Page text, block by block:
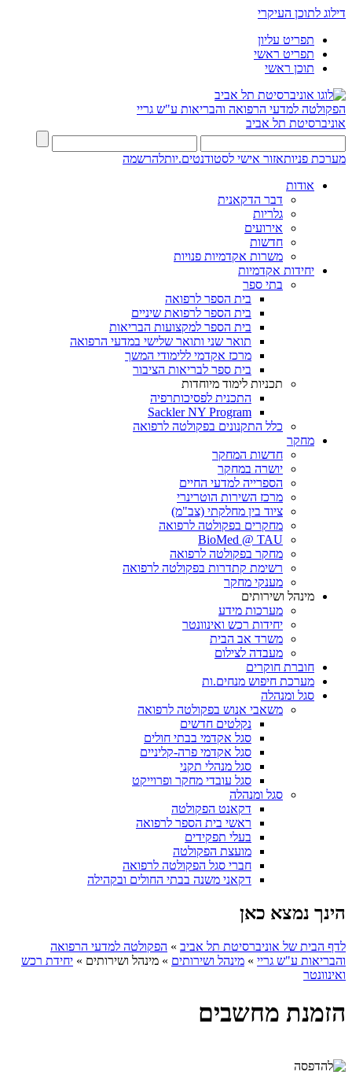
דילוג לתוכן העיקרי
תפריט עליון
תפריט ראשי
תוכן ראשי
הפקולטה למדעי הרפואה והבריאות ע"ש גריי
אוניברסיטת תל אביב
מערכת פניותאזור אישי לסטודנטים.יותלהרשמה
אודות
דבר הדקאנית
גלריות
אירועים
חדשות
משרות אקדמיות פנויות
יחידות אקדמיות
בתי ספר
בית הספר לרפואה
בית הספר לרפואת שיניים
בית הספר למקצועות הבריאות
תואר שני ותואר שלישי במדעי הרפואה
מרכז אקדמי ללימודי המשך
בית ספר לבריאות הציבור
תכניות לימוד מיוחדות
התכנית לפסיכותרפיה
Sackler NY Program
כלל התקנונים בפקולטה לרפואה
מחקר
חדשות המחקר
יושרה במחקר
הספרייה למדעי החיים
מרכז השירות הוטרינרי
ציוד בין מחלקתי (צב"מ)
מחקרים בפקולטה לרפואה
BioMed @ TAU
מחקר בפקולטה לרפואה
רשימת קתדרות בפקולטה לרפואה
מענקי מחקר
מינהל ושירותים
מערכות מידע
יחידות רכש ואינוונטר
משרד אב הבית
מעבדה לצילום
חוברת חוקרים
מערכת חיפוש מנחים.ות
סגל ומנהלה
משאבי אנוש בפקולטה לרפואה
נקלטים חדשים
סגל אקדמי בבתי חולים
סגל אקדמי פרה-קליניים
סגל מנהלי תקני
סגל עובדי מחקר ופרוייקט
סגל ומנהלה
דקאנט הפקולטה
ראשי בית הספר לרפואה
בעלי תפקידים
מועצת הפקולטה
חברי סגל הפקולטה לרפואה
דקאני משנה בבתי החולים ובקהילה
הינך נמצא כאן
לדף הבית של אוניברסיטת תל אביב » הפקולטה למדעי הרפואה
והבריאות ע"ש גריי » מינהל ושירותים » מינהל ושירותים » יחידת רכש
ואינוונטר
הזמנת מחשבים